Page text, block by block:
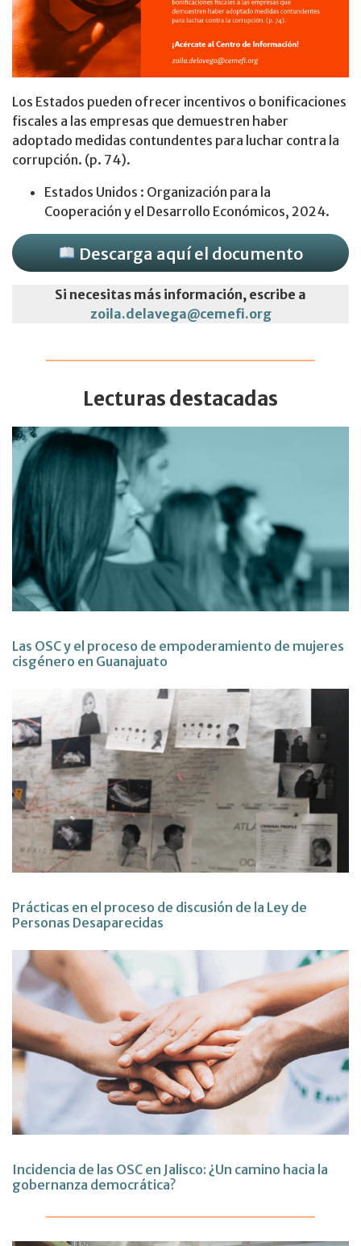
Los Estados pueden ofrecer incentivos o bonificaciones
fiscales a las empresas que demuestren haber
adoptado medidas contundentes para luchar contra la
corrupción. (p. 74).
Estados Unidos : Organización para la
Cooperación y el Desarrollo Económicos, 2024.
Descarga aquí el documento
Si necesitas más información, escribe a
zoila.delavega@cemefi.org
Lecturas destacadas
Las OSC y el proceso de empoderamiento de mujeres
cisgénero en Guanajuato
Prácticas en el proceso de discusión de la Ley de
Personas Desaparecidas
Incidencia de las OSC en Jalisco: ¿Un camino hacia la
gobernanza democrática?